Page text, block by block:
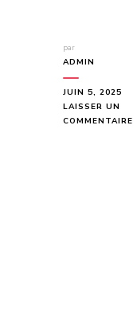
par
ADMIN
JUIN 5, 2025
LAISSER UN
COMMENTAIRE